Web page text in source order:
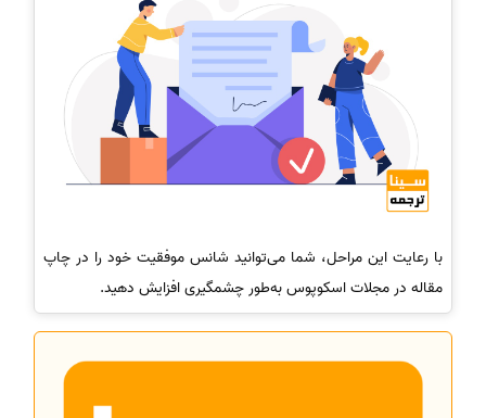
با رعایت این مراحل، شما می‌توانید شانس موفقیت خود را در چاپ
مقاله در مجلات اسکوپوس به‌طور چشمگیری افزایش دهید.